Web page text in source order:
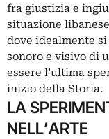
fra giustizia e
situazione
dove idealmente
sonoro e visivo di
essere l’ultima
inizio della Storia.
LA
NELL’ARTE